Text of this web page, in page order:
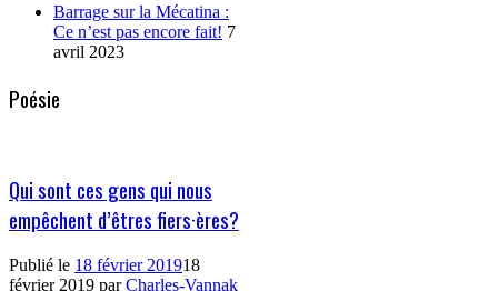
Barrage sur la Mécatina :
Ce n’est pas encore fait! 7
avril 2023
Poésie
Qui sont ces gens qui nous
empêchent d’êtres fiers·ères?
Publié le 18 février 201918
février 2019 parCharles-Vannak